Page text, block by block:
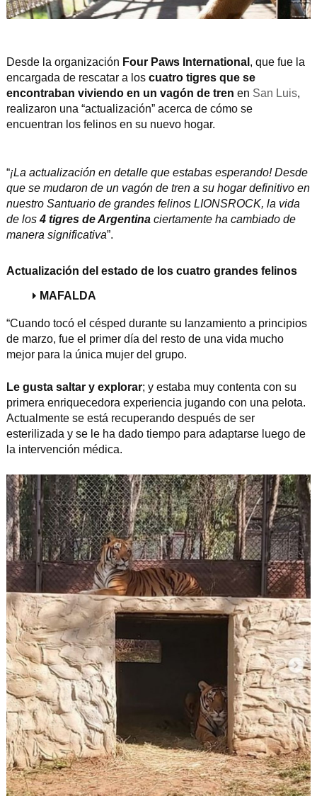
Desde la organización Four Paws International , que fue la
encargada de rescatar a los cuatro tigres que se
encontraban viviendo en un vagón de tren en San Luis,
realizaron una “actualización” acerca de cómo se
encuentran los felinos en su nuevo hogar.
“¡La actualización en detalle que estabas esperando! Desde
que se mudaron de un vagón de tren a su hogar definitivo en
nuestro Santuario de grandes felinos LIONSROCK, la vida
de los4 tigres de Argentinaciertamente ha cambiado de
manera significativa”.
Actualización del estado de los cuatro grandes felinos
MAFALDA
“Cuando tocó el césped durante su lanzamiento a principios
de marzo, fue el primer día del resto de una vida mucho
mejor para la única mujer del grupo.
Le gusta saltar y explorar; y estaba muy contenta con su
primera enriquecedora experiencia jugando con una pelota.
Actualmente se está recuperando después de ser
esterilizada y se le ha dado tiempo para adaptarse luego de
la intervención médica.